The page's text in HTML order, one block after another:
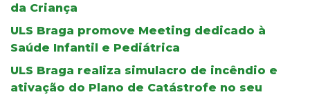
da Criança
ULS Braga promove Meeting dedicado à
Saúde Infantil e Pediátrica
ULS Braga realiza simulacro de incêndio e
ativação do Plano de Catástrofe no seu